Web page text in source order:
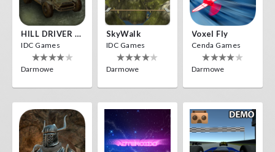
HILL DRIVER VR
IDC Games
Darmowe
SkyWalk
IDC Games
Darmowe
Voxel Fly
Cenda Games
Darmowe